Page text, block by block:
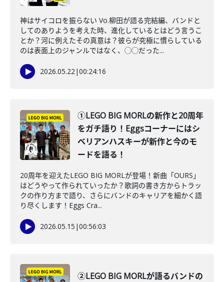
神はサイコロを振らない Vo.柳田が語る完結編、バンドと
してのありようを考えた時、進化しているとはどう言うこ
とか？河に例えたその真意は？彼らが究極に慣らしている
のは表面上のジャンルではなく、◯◯だった...
2026.05.22|00:24:16
①LEGO BIG MORLの新作と20周年
をガチ語り！Eggsコーナーにはシ
ベリアンハスキーが新作と今のモ
ードを語る！
20周年を迎えたLEGO BIG MORLが登場！新曲「OURS」
はどうやって作られていったか？歌詞の書き方からトラッ
クの作り方まで語り、さらにバンドのキャリアを細かく語
り尽くします！Eggs Cra...
2026.05.15 |00:56:03
②LEGO BIG MORLが語るバンドの